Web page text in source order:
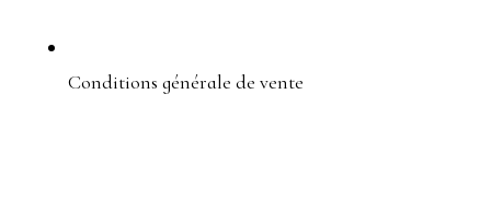
Conditions générale de vente